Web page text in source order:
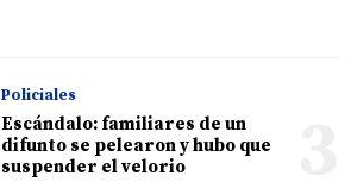
Policiales
Escándalo: familiares de un
difunto se pelearon y hubo que
suspender el velorio